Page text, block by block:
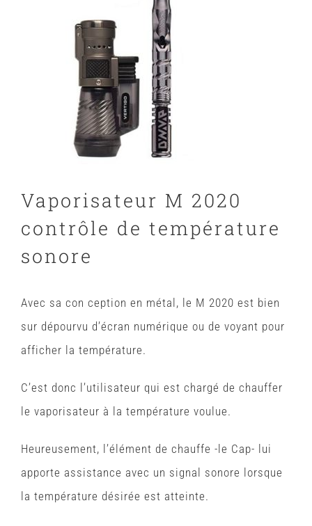
Vaporisateur M 2020
contrôle de température
sonore
Avec sa con ception en métal, le M 2020 est bien
sur dépourvu d’écran numérique ou de voyant pour
afficher la température.
C’est donc l’utilisateur qui est chargé de chauffer
le vaporisateur à la température voulue.
Heureusement, l’élément de chauffe -le Cap- lui
apporte assistance avec un signal sonore lorsque
la température désirée est atteinte.